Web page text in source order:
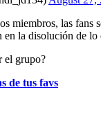
miembros, las fans
en la disolución de
el grupo?
de tus favs